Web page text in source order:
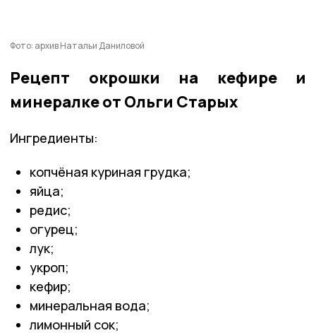
Фото: архив Натальи Даниловой
Рецепт окрошки на кефире и
минералке от Ольги Старых
Ингредиенты:
копчёная куриная грудка;
яйца;
редис;
огурец;
лук;
укроп;
кефир;
минеральная вода;
лимонный сок;